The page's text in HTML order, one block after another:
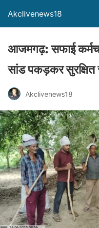
Akclivenews18
आजमगढ़: सफाई
सांड पकड़कर सुरक्षित
Akclivenews18